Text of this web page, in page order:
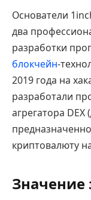
Основатели
два
разработки
блокчейн-
2019 года на
разработали
агрегатора
криптовалюту
Значение